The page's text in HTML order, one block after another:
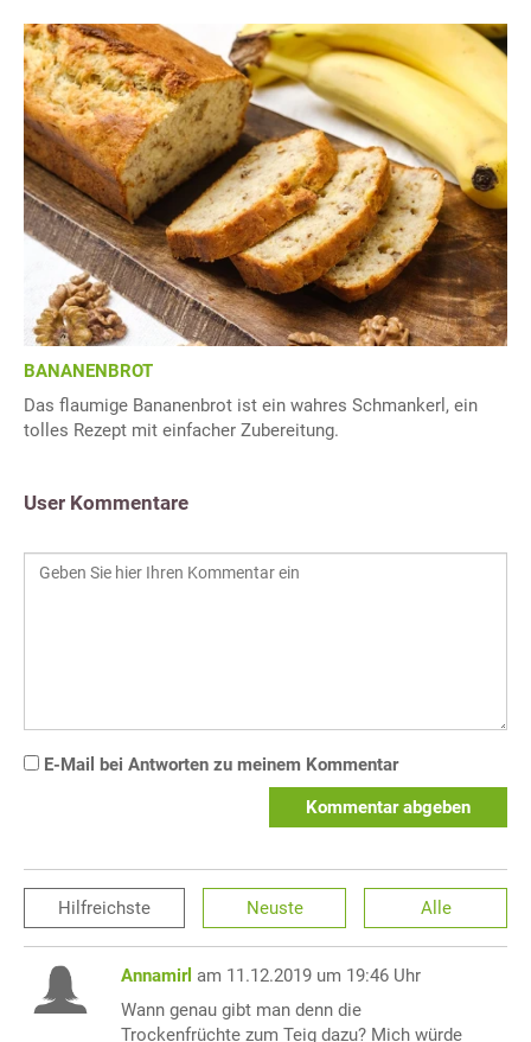
BANANENBROT
Das flaumige Bananenbrot ist ein wahres Schmankerl, ein
tolles Rezept mit einfacher Zubereitung.
User Kommentare
E-Mail bei Antworten zu meinem Kommentar
Kommentar abgeben
Hilfreichste Neuste Alle
Annamirl am 11.12.2019 um 19:46 Uhr
Wann genau gibt man denn die
Trockenfrüchte zum Teig dazu? Mich würde